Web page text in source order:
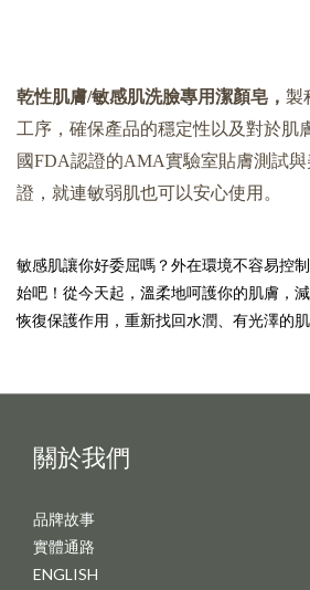
乾性肌膚/敏感肌洗臉專用潔顏皂， 製
工序，確保產品的穩定性以及對於肌
國FDA認證的AMA實驗室貼膚測試
證，就連敏弱肌也可以安心使用。
敏感肌讓你好委屈嗎？外在環境不容易控
始吧！從今天起，溫柔地呵護你的肌膚，
恢復保護作用，重新找回水潤、有光澤的肌
關於我們
品牌故事
實體通路
ENGLISH